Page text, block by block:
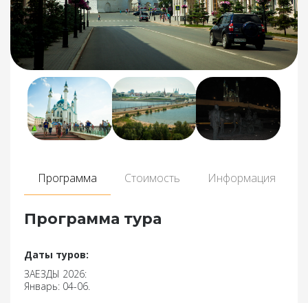
Программа Стоимость Информация
Программа тура
Даты туров:
ЗАЕЗДЫ 2026:
Январь: 04-06.